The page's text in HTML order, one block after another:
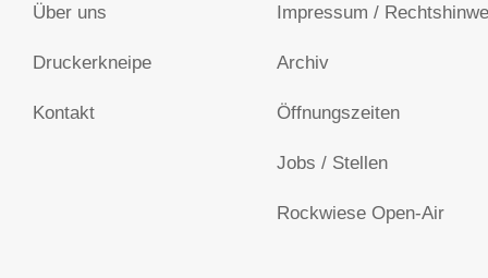
Über uns
Druckerkneipe
Kontakt
Impressum /
Archiv
Öffnungszeiten
Jobs / Stellen
Rockwiese Open-Air